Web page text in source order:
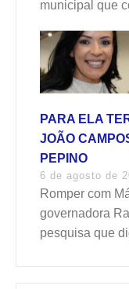
municipal que
PARA ELA
JOÃO
PEPINO
6 de agosto de
Romper com
governadora
pesquisa que